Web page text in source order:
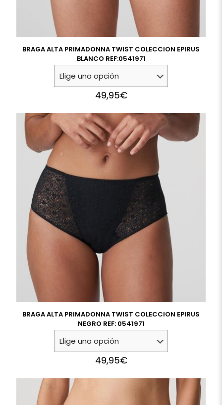
BRAGA ALTA PRIMADONNA TWIST COLECCION EPIRUS
BLANCO REF:0541971
49,95€
BRAGA ALTA PRIMADONNA TWIST COLECCION EPIRUS
NEGRO REF: 0541971
49,95€